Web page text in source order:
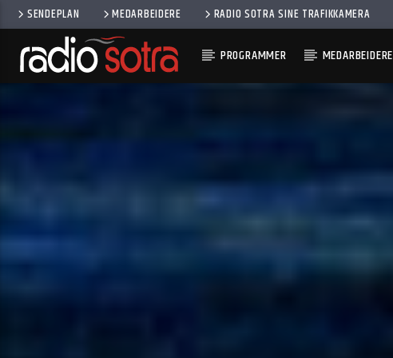
SENDEPLAN MEDARBEIDERE RADIO SOTRA SINE TRAFIKKAMERA
PROGRAMMER MEDARBEIDERE
SEEING SOMEONE ELSE